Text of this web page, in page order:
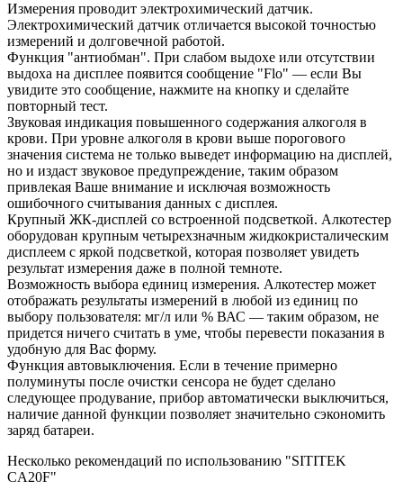
Измерения проводит электрохимический датчик.
Электрохимический датчик отличается высокой точностью
измерений и долговечной работой.
Функция "антиобман". При слабом выдохе или отсутствии
выдоха на дисплее появится сообщение "Flo" — если Вы
увидите это сообщение, нажмите на кнопку и сделайте
повторный тест.
Звуковая индикация повышенного содержания алкоголя в
крови. При уровне алкоголя в крови выше порогового
значения система не только выведет информацию на дисплей,
но и издаст звуковое предупреждение, таким образом
привлекая Ваше внимание и исключая возможность
ошибочного считывания данных с дисплея.
Крупный ЖК-дисплей со встроенной подсветкой. Алкотестер
оборудован крупным четырехзначным жидкокристалическим
дисплеем с яркой подсветкой, которая позволяет увидеть
результат измерения даже в полной темноте.
Возможность выбора единиц измерения. Алкотестер может
отображать результаты измерений в любой из единиц по
выбору пользователя: мг/л или % ВАС — таким образом, не
придется ничего считать в уме, чтобы перевести показания в
удобную для Вас форму.
Функция автовыключения. Если в течение примерно
полуминуты после очистки сенсора не будет сделано
следующее продувание, прибор автоматически выключиться,
наличие данной функции позволяет значительно сэкономить
заряд батареи.
Несколько рекомендаций по использованию "SITITEK
CA20F"